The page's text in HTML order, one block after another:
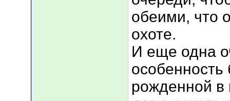
обеими, что
охоте.
И еще одна
рожденной в